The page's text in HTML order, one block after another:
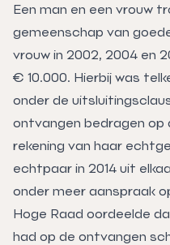
Een man en een vrouw
gemeenschap van
vrouw in 2002, 2004 en
€ 10.000. Hierbij was
onder de
ontvangen bedragen op
rekening van haar
echtpaar in 2014 uit
onder meer aanspraak
Hoge Raad oordeelde
had op de ontvangen